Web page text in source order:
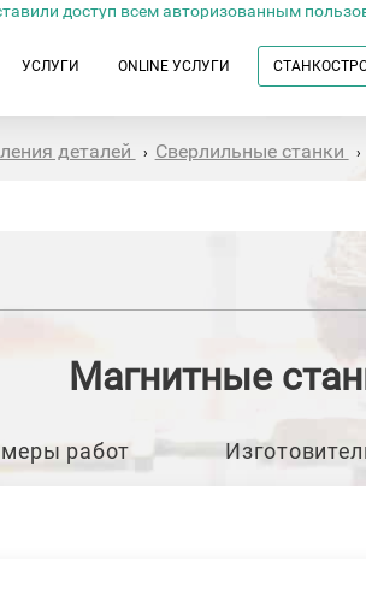
доступ всем авторизованным
УСЛУГИ ONLINE УСЛУГИ
деталей › Сверлильные станки ›
Магнитные
работ